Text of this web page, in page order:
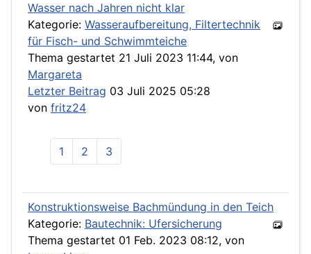
Wasser nach Jahren nicht klar
Kategorie: Wasseraufbereitung, Filtertechnik
für Fisch- und Schwimmteiche
Thema gestartet 21 Juli 2023 11:44, von
Margareta
Letzter Beitrag 03 Juli 2025 05:28
von fritz24
1 2 3
Konstruktionsweise Bachmündung in den Teich
Kategorie: Bautechnik: Ufersicherung
Thema gestartet 01 Feb. 2023 08:12, von